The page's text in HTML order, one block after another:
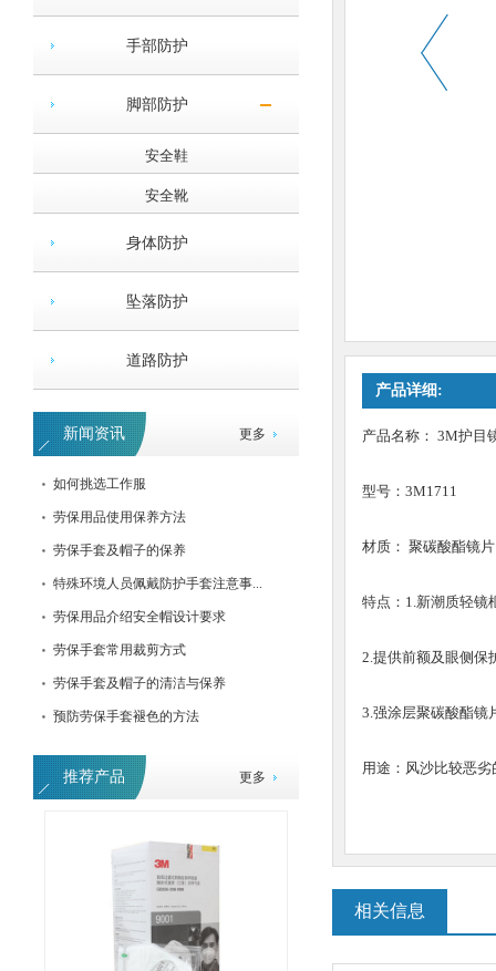
手部防护
脚部防护
安全鞋
安全靴
身体防护
坠落防护
道路防护
更多
新闻资讯
如何挑选工作服
劳保用品使用保养方法
劳保手套及帽子的保养
特殊环境人员佩戴防护手套注意事...
劳保用品介绍安全帽设计要求
劳保手套常用裁剪方式
劳保手套及帽子的清洁与保养
预防劳保手套褪色的方法
更多
推荐产品
低压发泡型耳塞
产品详细:
产品名称： 3M护目
型号：3M1711
材质： 聚碳酸酯镜片
特点：1.新潮质轻镜
2.提供前额及眼侧保
3.强涂层聚碳酸酯镜
用途：风沙比较恶
相关信息